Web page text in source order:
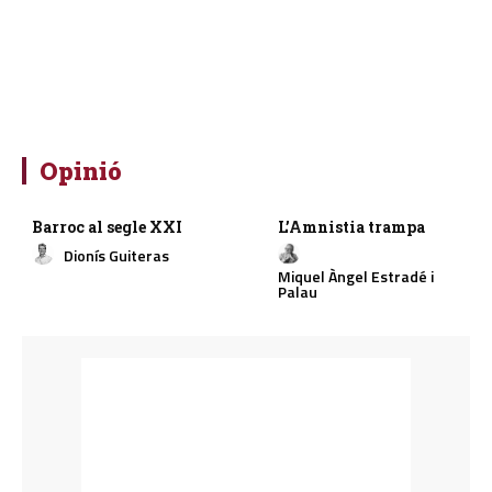
Opinió
Barroc al segle XXI
Dionís Guiteras
L’Amnistia trampa
Miquel Àngel Estradé i
Palau